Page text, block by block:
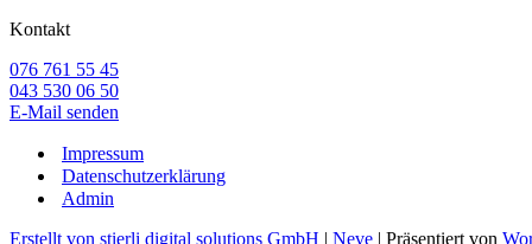
Kontakt
076 761 55 45
043 530 06 50
E-Mail senden
Impressum
Datenschutzerklärung
Admin
Erstellt von stierli digital solutions GmbH | Neve | Präsentiert von